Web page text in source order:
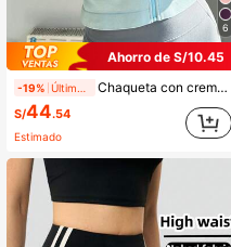
6
Ahorro de S/10.45
-19% Chaqueta con cremallera sin costuras profesional para mujer, ropa deportiva ajustada para correr, gimnasio, yoga y deportes de primavera
S/44.54
Estimado